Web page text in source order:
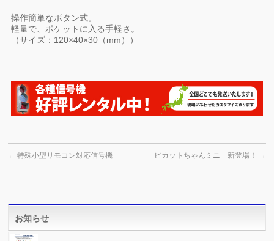
操作簡単なボタン式。
軽量で、ポケットに入る手軽さ。
（サイズ：120×40×30（mm））
← 特殊小型リモコン対応信号機 ピカットちゃんミニ 新登場！ →
お知らせ